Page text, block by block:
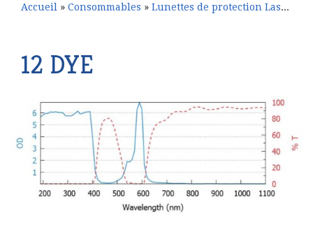
Accueil » Consommables » Lunettes de protection Laser EN207/208
12 DYE